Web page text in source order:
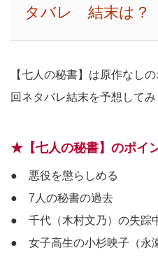
タバレ 結末は？
【七人の秘書】は原作なし
回ネタバレ結末を予想してみ
★【七人の秘書】のポイ
● 悪役を懲らしめる
● 7人の秘書の過去
● 千代（木村文乃）の失踪
● 女子高生の小杉映子（永